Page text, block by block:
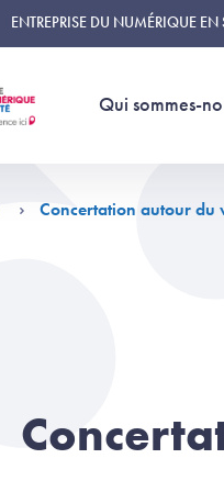
ENTREPRISE DU NUMÉRIQUE EN
Qui sommes-
Concertation autour du